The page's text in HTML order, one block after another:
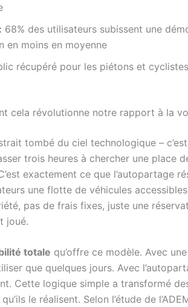
68% des utilisateurs subissent une
en moins en moyenne
récupéré pour les piétons et
cela révolutionne notre rapport à la
tombé du ciel technologique –
trois heures à chercher une place
exactement ce que l’autopartage
une flotte de véhicules
pas de frais fixes, juste une
joué.
totale qu’offre ce modèle. Avec
que quelques jours. Avec
Cette logique simple a transformé
le réalisent. Selon l’étude de